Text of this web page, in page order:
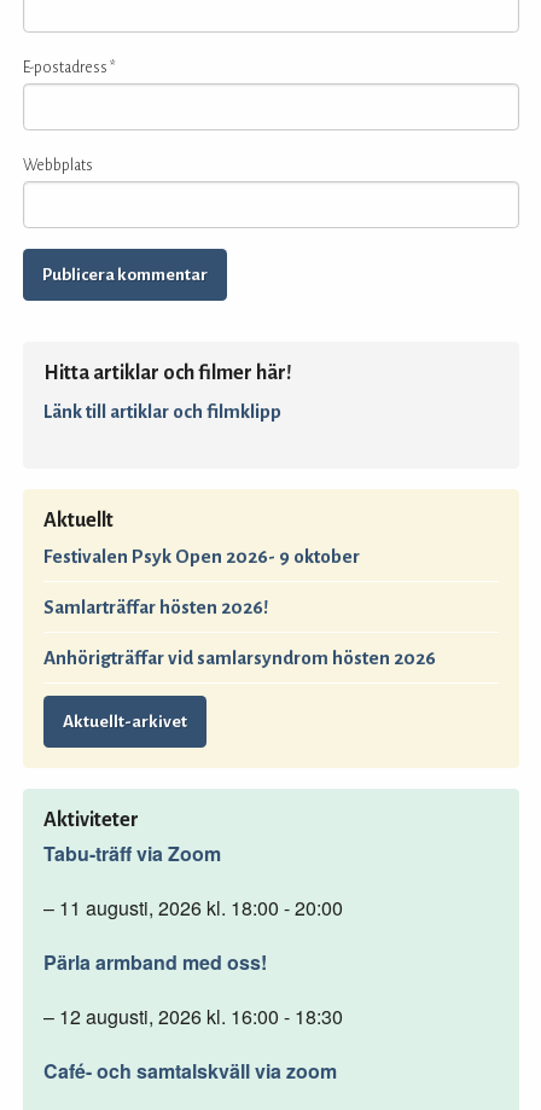
E-postadress *
Webbplats
Hitta artiklar och filmer här!
Länk till artiklar och filmklipp
Aktuellt
Festivalen Psyk Open 2026- 9 oktober
Samlarträffar hösten 2026!
Anhörigträffar vid samlarsyndrom hösten 2026
Aktuellt-arkivet
Aktiviteter
Tabu-träff via Zoom
– 11 augusti, 2026 kl. 18:00 - 20:00
Pärla armband med oss!
– 12 augusti, 2026 kl. 16:00 - 18:30
Café- och samtalskväll via zoom